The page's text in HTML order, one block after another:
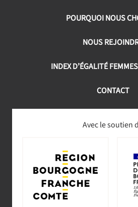
POURQUOI NOUS
NOUS
INDEX D’ÉGALITÉ
CONTACT
Avec le soutien